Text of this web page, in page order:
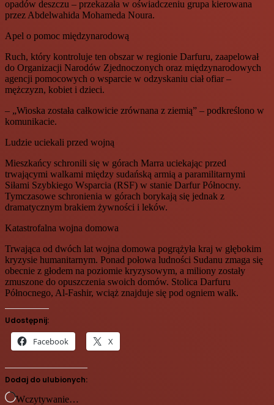
opadów deszczu – przekazała w oświadczeniu grupa kierowana
przez Abdelwahida Mohameda Noura.
Apel o pomoc międzynarodową
Ruch, który kontroluje ten obszar w regionie Darfuru, zaapelował
do Organizacji Narodów Zjednoczonych oraz międzynarodowych
agencji pomocowych o wsparcie w odzyskaniu ciał ofiar –
mężczyzn, kobiet i dzieci.
– „Wioska została całkowicie zrównana z ziemią” – podkreślono w
komunikacie.
Ludzie uciekali przed wojną
Mieszkańcy schronili się w górach Marra uciekając przed
trwającymi walkami między sudańską armią a paramilitarnymi
Siłami Szybkiego Wsparcia (RSF) w stanie Darfur Północny.
Tymczasowe schronienia w górach borykają się jednak z
dramatycznym brakiem żywności i leków.
Katastrofalna wojna domowa
Trwająca od dwóch lat wojna domowa pogrążyła kraj w głębokim
kryzysie humanitarnym. Ponad połowa ludności Sudanu zmaga się
obecnie z głodem na poziomie kryzysowym, a miliony zostały
zmuszone do opuszczenia swoich domów. Stolica Darfuru
Północnego, Al-Fashir, wciąż znajduje się pod ogniem walk.
Udostępnij:
Facebook X
Dodaj do ulubionych:
Wczytywanie…